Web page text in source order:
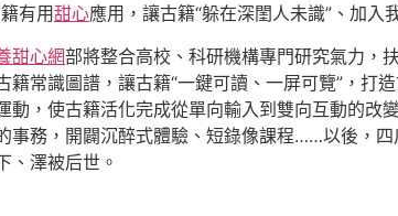
有用甜心應用，讓古籍“躲在深閨人未識”、加入
甜心網部將整合高校、科研機構專門研究氣力，
常識圖譜，讓古籍“一鍵可讀、一屏可覽”，打
，使古籍活化完成從單向輸入到雙向互動的改
務，開闢沉醉式體驗、短錄像課程……以後，
、澤被后世。